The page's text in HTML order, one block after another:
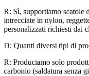
R: Sì, supportiamo scatole
intrecciate in nylon,
personalizzati richiesti dai
D: Quanti diversi tipi di
R: Produciamo solo
carbonio (saldatura senza